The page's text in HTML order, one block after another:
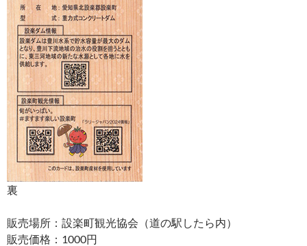
裏
販売場所：設楽町観光協会（道の駅したら内）
販売価格：1000円